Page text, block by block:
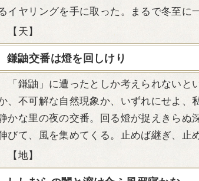
イヤリングを手に取った。まるで冬至に
【天】
鎌鼬交番は燈を回しけり
「鎌鼬」に遭ったとしか考えられないと
、不可解な自然現象か、いずれにせよ、
かな里の夜の交番。回る燈が捉えきらぬ
びて、風を集めてくる。止めば継ぎ、止
【地】